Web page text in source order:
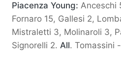
Piacenza Young: Anceschi
Fornaro 15, Gallesi 2,
Mistraletti 3, Molinaroli 3,
Signorelli 2. All. Tomassini -